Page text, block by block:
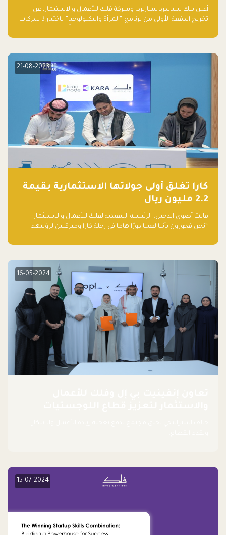
والتكنولوجيا”
أعلن بنك ستاندرد تشارترد، وشركة فلك للأعمال والاستثمار، عن
تخريج الدفعة الأولى من برنامج “المرأة والتكنولوجيا” باختيار 3 شركات
الأعمال، اللواتي خضعن لبرنامج حاضنة مدته 8 أسابيع، أفكاراً مبتكرة
21-08-2023
كارا تغلق أولى جولاتها الاستثمارية بقيمة
2.2 مليون ريال
قالت أضوى الدخيل، الرئيسة التنفيذية لفلك للأعمال والاستثمار:
“نحن فخورون بأننا لعبنا دورًا هاما في رحلة كارا ومترقبين لرؤيتهم
جيدًا لكوكبنا فحسب، بل إنه جيد أيضًا للأعمال”.
16-05-2024
15-07-2024